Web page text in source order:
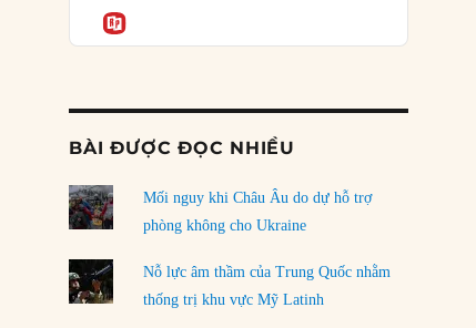
03/08/2026
rủi ro
01/08/2026
31/07/2026
BÀI ĐƯỢC ĐỌC NHIỀU
Mối nguy khi Châu Âu do dự hỗ trợ
phòng không cho Ukraine
Nỗ lực âm thầm của Trung Quốc nhằm
thống trị khu vực Mỹ Latinh